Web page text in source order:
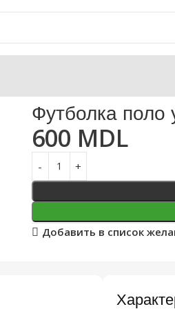
Футболка поло
600 MDL
Добавить в список